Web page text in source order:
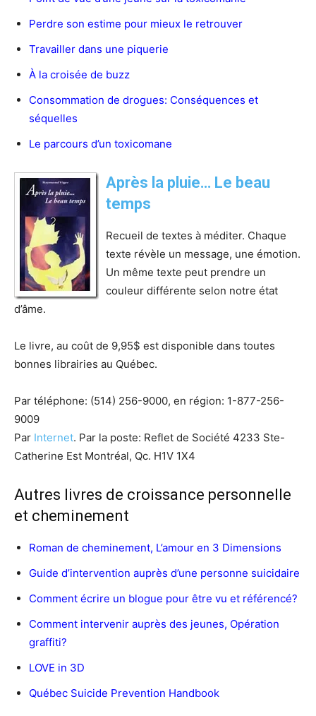
Perdre son estime pour mieux le retrouver
Travailler dans une piquerie
À la croisée de buzz
Consommation de drogues: Conséquences et
séquelles
Le parcours d’un toxicomane
Après la pluie… Le beau
temps
Recueil de textes à méditer. Chaque
texte révèle un message, une émotion.
Un même texte peut prendre un
couleur différente selon notre état
d’âme.
Le livre, au coût de 9,95$ est disponible dans toutes
bonnes librairies au Québec.
Par téléphone: (514) 256-9000, en région: 1-877-256-
9009
Par Internet. Par la poste: Reflet de Société 4233 Ste-
Catherine Est Montréal, Qc. H1V 1X4
Autres livres de croissance personnelle
et cheminement
Roman de cheminement, L’amour en 3 Dimensions
Guide d’intervention auprès d’une personne suicidaire
Comment écrire un blogue pour être vu et référencé?
Comment intervenir auprès des jeunes, Opération
graffiti?
LOVE in 3D
Québec Suicide Prevention Handbook